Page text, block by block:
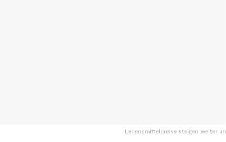
Lebensmittelpreise steigen weiter an